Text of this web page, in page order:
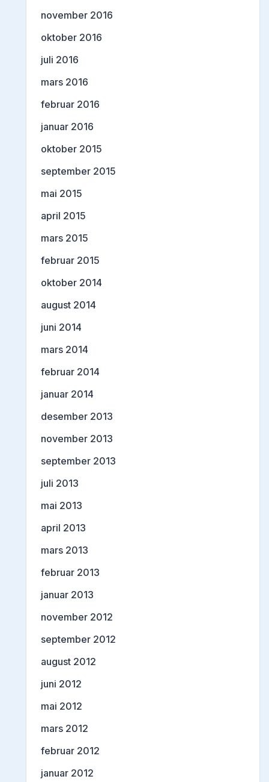
november 2016
oktober 2016
juli 2016
mars 2016
februar 2016
januar 2016
oktober 2015
september 2015
mai 2015
april 2015
mars 2015
februar 2015
oktober 2014
august 2014
juni 2014
mars 2014
februar 2014
januar 2014
desember 2013
november 2013
september 2013
juli 2013
mai 2013
april 2013
mars 2013
februar 2013
januar 2013
november 2012
september 2012
august 2012
juni 2012
mai 2012
mars 2012
februar 2012
januar 2012